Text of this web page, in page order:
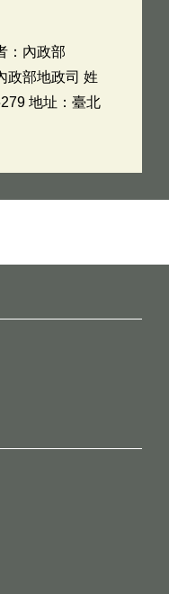
：內政部
政部地政司 姓
地址：臺北